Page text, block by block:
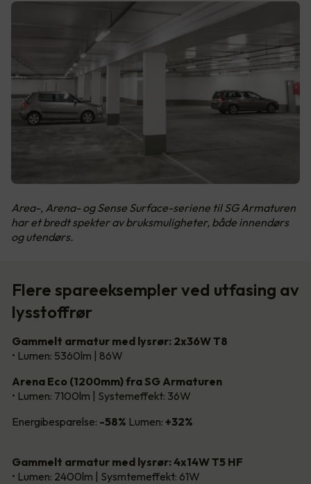
Area-, Arena- og Sense Surface-seriene til SG Armaturen
har et bredt spekter av bruksmuligheter, både innendørs
og utendørs.
Flere spareeksempler ved utfasing av
lysstoffrør
Gammelt armatur med lysrør: 2x36W T8
• Lumen: 5360lm | 86W
Arena Eco (1200mm) fra SG Armaturen
• Lumen: 7100lm | Systemeffekt: 36W
Energibesparelse: -58% Lumen: +32%
Gammelt armatur med lysrør: 4x14W T5 HF
• Lumen: 2400lm | Sysmtemeffekt: 61W